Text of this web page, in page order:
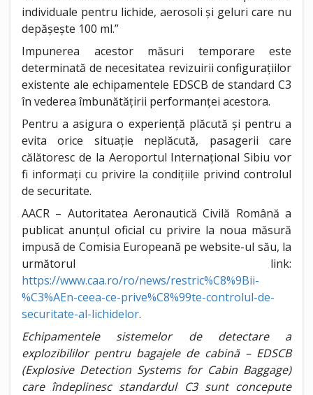
individuale pentru lichide, aerosoli și geluri care nu
depășește 100 ml.”
Impunerea acestor măsuri temporare este
determinată de necesitatea revizuirii configurațiilor
existente ale echipamentele EDSCB de standard C3
în vederea îmbunătățirii performanței acestora.
Pentru a asigura o experiență plăcută și pentru a
evita orice situație neplăcută, pasagerii care
călătoresc de la Aeroportul Internațional Sibiu vor
fi informați cu privire la condițiile privind controlul
de securitate.
AACR – Autoritatea Aeronautică Civilă Română a
publicat anunțul oficial cu privire la noua măsură
impusă de Comisia Europeană pe website-ul său, la
următorul link:
https://www.caa.ro/ro/news/restric%C8%9Bii-
%C3%AEn-ceea-ce-prive%C8%99te-controlul-de-
securitate-al-lichidelor.
Echipamentele sistemelor de detectare a
explozibililor pentru bagajele de cabină – EDSCB
(Explosive Detection Systems for Cabin Baggage)
care îndeplinesc standardul C3 sunt concepute